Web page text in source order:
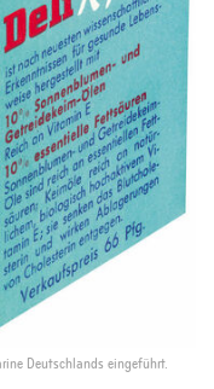
Deutschlands eingeführt.